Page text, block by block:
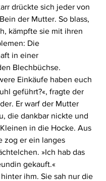
drückte sich jeder von
der Mutter. So blass,
kämpfte sie mit ihren
Die
in einer
Blechbüchse.
Einkäufe haben euch
geführt?«, fragte der
Er warf der Mutter
die dankbar nickte und
in die Hocke. Aus
zog er ein langes
»Ich hab das
gekauft.«
ihm. Sie sah nur die